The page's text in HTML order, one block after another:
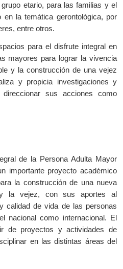
etario, para las familias y el
en la temática gerontológica, por
entre otros.
para el disfrute integral en
mayores para lograr la vivencia
y la construcción de una vejez
y propicia investigaciones y
sus acciones como
de la Persona Adulta Mayor
importante proyecto académico
la construcción de una nueva
y la vejez, con sus aportes al
calidad de vida de las personas
nacional como internacional. El
de proyectos y actividades de
en las distintas áreas del